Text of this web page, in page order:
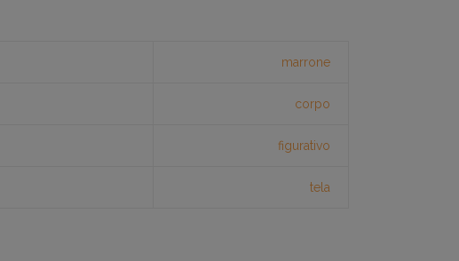
marrone
corpo
figurativo
tela